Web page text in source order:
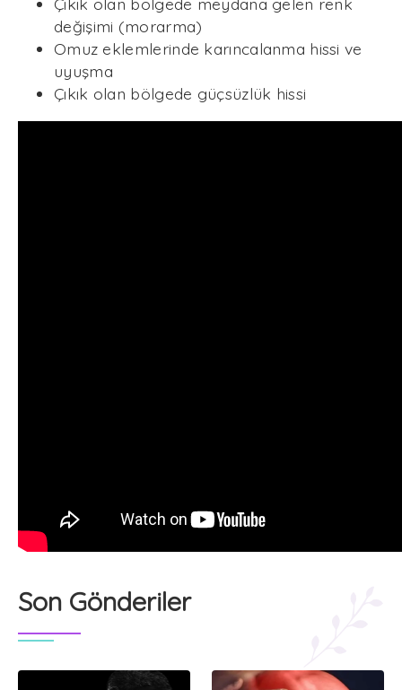
değişimi (morarma)
Omuz eklemlerinde karıncalanma hissi ve
uyuşma
Çıkık olan bölgede güçsüzlük hissi
Son Gönderiler